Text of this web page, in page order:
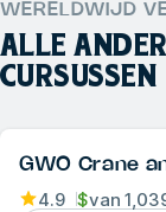
WERELDWIJD
ALLE
CURSUSSEN
GWO Crane
4.9 $van